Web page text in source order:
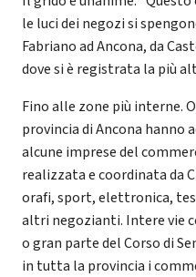
le luci dei negozi si
Fabriano ad Ancona, da
dove si è registrata la più
Fino alle zone più interne.
provincia di Ancona hanno
alcune imprese del
realizzata e coordinata da
orafi, sport, elettronica,
altri negozianti. Intere vie
o gran parte del Corso di
in tutta la provincia i